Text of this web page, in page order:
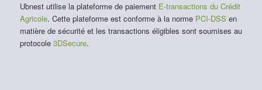
Ubnest utilise la plateforme de paiement E-transactions du Crédit
Agricole. Cette plateforme est conforme à la norme PCI-DSS en
matière de sécurité et les transactions éligibles sont soumises au
protocole 3DSecure.